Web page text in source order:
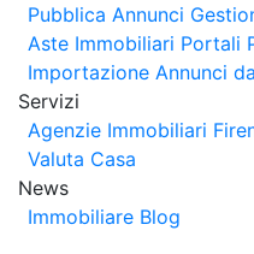
Pubblica Annunci
Aste Immobiliari Portali
Importazione Annunci
Servizi
Agenzie Immobiliari
Valuta Casa
News
Immobiliare Blog